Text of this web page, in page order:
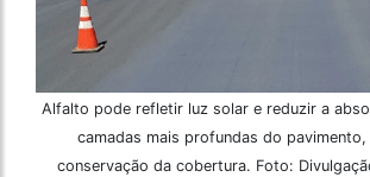
Alfalto pode refletir luz solar e reduzir a
camadas mais profundas do pavimento,
conservação da cobertura. Foto: